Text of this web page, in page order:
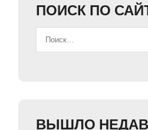
ПОИСК ПО
ВЫШЛО